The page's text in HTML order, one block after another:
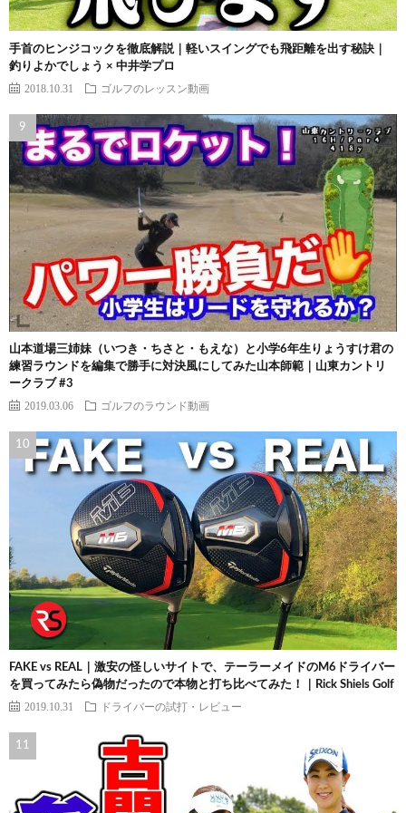
手首のヒンジコックを徹底解説｜軽いスイングでも飛距離を出す秘訣｜
釣りよかでしょう × 中井学プロ
2018.10.31 ゴルフのレッスン動画
山本道場三姉妹（いつき・ちさと・もえな）と小学6年生りょうすけ君の
練習ラウンドを編集で勝手に対決風にしてみた山本師範｜山東カントリ
ークラブ #3
2019.03.06 ゴルフのラウンド動画
FAKE vs REAL｜激安の怪しいサイトで、テーラーメイドのM6ドライバー
を買ってみたら偽物だったので本物と打ち比べてみた！｜Rick Shiels Golf
2019.10.31 ドライバーの試打・レビュー